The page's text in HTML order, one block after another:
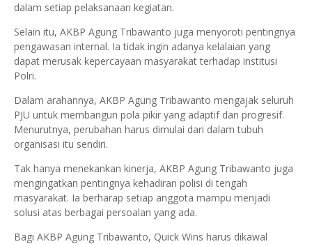
dalam setiap pelaksanaan kegiatan.
Selain itu, AKBP Agung Tribawanto juga menyoroti pentingnya
pengawasan internal. Ia tidak ingin adanya kelalaian yang
dapat merusak kepercayaan masyarakat terhadap institusi
Polri.
Dalam arahannya, AKBP Agung Tribawanto mengajak seluruh
PJU untuk membangun pola pikir yang adaptif dan progresif.
Menurutnya, perubahan harus dimulai dari dalam tubuh
organisasi itu sendiri.
Tak hanya menekankan kinerja, AKBP Agung Tribawanto juga
mengingatkan pentingnya kehadiran polisi di tengah
masyarakat. Ia berharap setiap anggota mampu menjadi
solusi atas berbagai persoalan yang ada.
Bagi AKBP Agung Tribawanto, Quick Wins harus dikawal